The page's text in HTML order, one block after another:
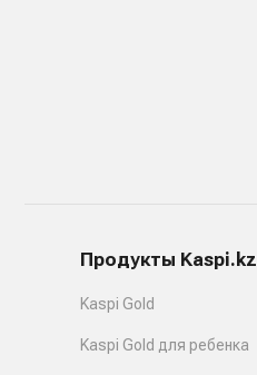
Продукты Kaspi.kz
Kaspi Gold
Kaspi Gold для ребенка